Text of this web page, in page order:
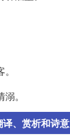
。
译、赏析和诗意